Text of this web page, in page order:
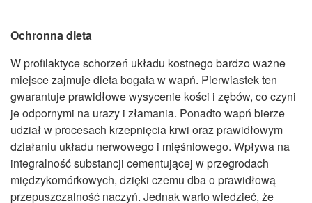
Ochronna dieta
W profilaktyce schorzeń układu kostnego bardzo ważne
miejsce zajmuje dieta bogata w wapń. Pierwiastek ten
gwarantuje prawidłowe wysycenie kości i zębów, co czyni
je odpornymi na urazy i złamania. Ponadto wapń bierze
udział w procesach krzepnięcia krwi oraz prawidłowym
działaniu układu nerwowego i mięśniowego. Wpływa na
integralność substancji cementującej w przegrodach
międzykomórkowych, dzięki czemu dba o prawidłową
przepuszczalność naczyń. Jednak warto wiedzieć, że